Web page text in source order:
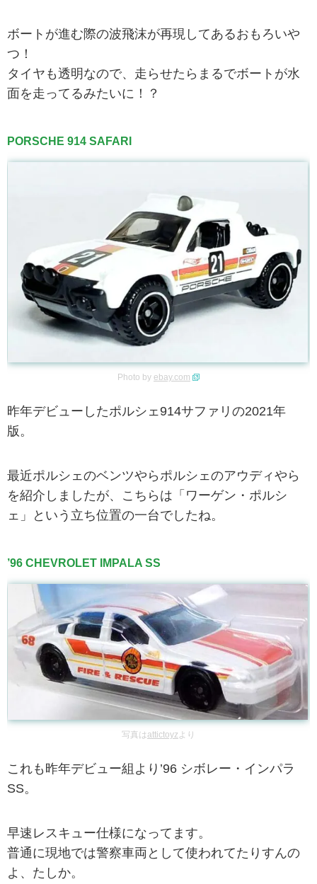
ボートが進む際の波飛沫が再現してあるおもろいや
つ！
タイヤも透明なので、走らせたらまるでボートが水
面を走ってるみたいに！？
PORSCHE 914 SAFARI
Photo by ebay.com
昨年デビューしたポルシェ914サファリの2021年
版。
最近ポルシェのベンツやらポルシェのアウディやら
を紹介しましたが、こちらは「ワーゲン・ポルシ
ェ」という立ち位置の一台でしたね。
’96 CHEVROLET IMPALA SS
写真は attictoyz より
これも昨年デビュー組より’96 シボレー・インパラ
SS。
早速レスキュー仕様になってます。
普通に現地では警察車両として使われてたりすんの
よ、たしか。